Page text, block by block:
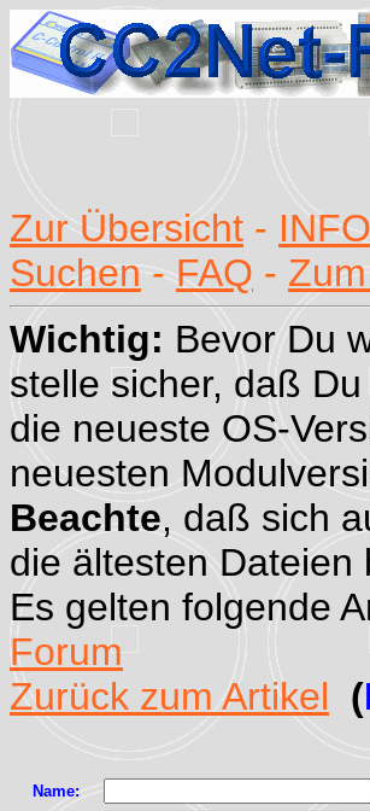
Zur Übersicht - INFO
Suchen - FAQ -
Wichtig: Bevor Du
stelle sicher, daß Du
die neueste OS-
neuesten
Beachte, daß sich
die ältesten Dateien
Es gelten folgende
Forum
Zurück zum Artikel (
Name: